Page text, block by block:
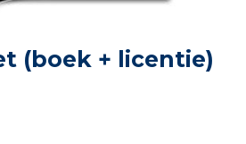
(boek + licentie)